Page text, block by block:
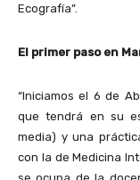
Ecografía”.
El primer paso en
“Iniciamos el 6 de
que tendrá en su
media) y una
con la de Medicina
se ocupa de la